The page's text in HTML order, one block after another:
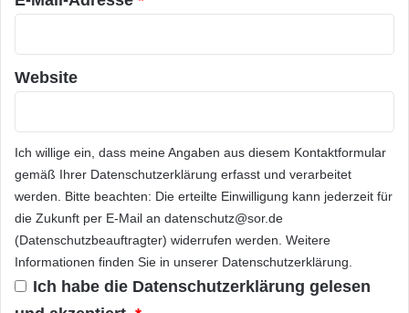
Website
Ich willige ein, dass meine Angaben aus diesem Kontaktformular
gemäß Ihrer Datenschutzerklärung erfasst und verarbeitet
werden. Bitte beachten: Die erteilte Einwilligung kann jederzeit für
die Zukunft per E-Mail an datenschutz@sor.de
(Datenschutzbeauftragter) widerrufen werden. Weitere
Informationen finden Sie in unserer Datenschutzerklärung.
Ich habe die Datenschutzerklärung gelesen